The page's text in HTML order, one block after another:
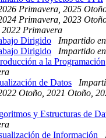
Primavera, 2025
Primavera, 2023
Primavera
Dirigido
Impartido
Dirigido
Impartido
a la Programación
de Datos
Otoño, 2021 Otoño,
y Estructuras de
de Información